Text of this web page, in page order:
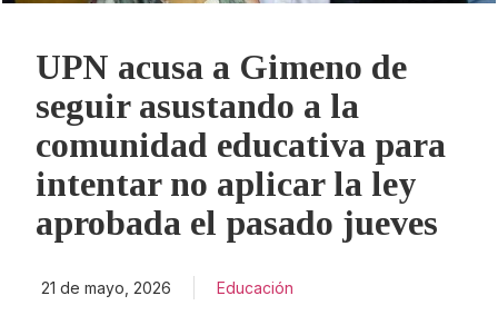
UPN acusa a Gimeno de
seguir asustando a la
comunidad educativa para
intentar no aplicar la ley
aprobada el pasado jueves
21 de mayo, 2026 Educación